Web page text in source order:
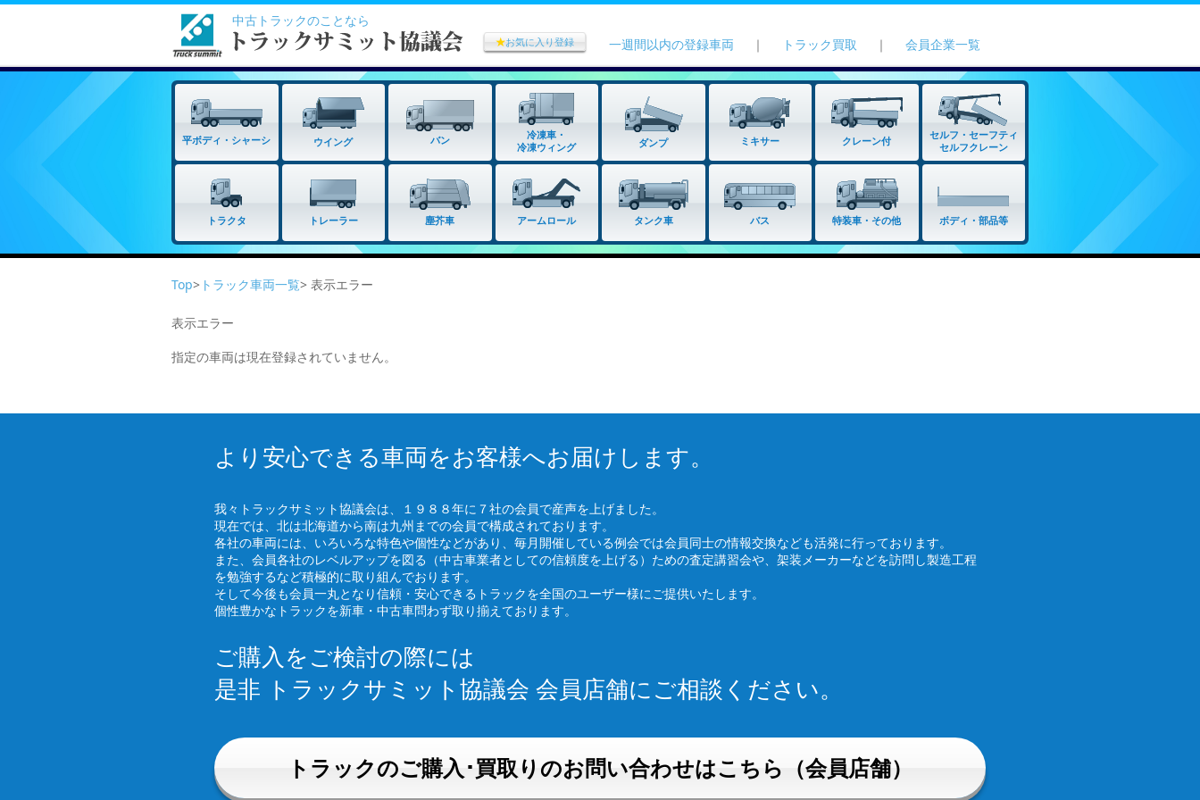
中古トラックのことなら
★お気に入り登録 一週間以内の登録車両 ｜ トラック買取 ｜ 会員企業一覧
平ボディ・シャーシ ウイング バン
冷凍車・
冷凍ウィング
ダンプ ミキサー クレーン付
セルフ・セーフティ
セルフクレーン
トラクタ トレーラー 塵芥車 アームロール タンク車 バス 特装車・その他 ボディ・部品等
Top> トラック車両一覧> 表示エラー
表示エラー
指定の車両は現在登録されていません。
より安心できる車両をお客様へお届けします。
我々トラックサミット協議会は、１９８８年に７社の会員で産声を上げました。
現在では、北は北海道から南は九州までの会員で構成されております。
各社の車両には、いろいろな特色や個性などがあり、毎月開催している例会では会員同士の情報交換なども活発に行っております。
また、会員各社のレベルアップを図る（中古車業者としての信頼度を上げる）ための査定講習会や、架装メーカーなどを訪問し製造工程
を勉強するなど積極的に取り組んでおります。
そして今後も会員一丸となり信頼・安心できるトラックを全国のユーザー様にご提供いたします。
個性豊かなトラックを新車・中古車問わず取り揃えております。
ご購入をご検討の際には
是非 トラックサミット協議会 会員店舗にご相談ください。
トラックのご購入･買取りのお問い合わせはこちら（会員店舗）